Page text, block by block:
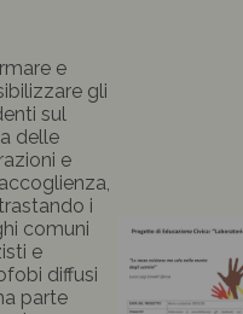
e
gli
sul
delle
e
i
comuni
e
diffusi
parte